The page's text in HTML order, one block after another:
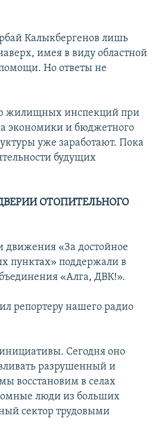
Калыкбергенов лишь
имея в виду областной
Но ответы не
жилищных инспекций при
экономики и бюджетного
уже заработают. Пока
будущих
ОТОПИТЕЛЬНОГО
движения «За достойное
пунктах» поддержали в
«Алга, ДВК!».
репортеру нашего радио
Сегодня оно
разрушенный и
восстановим в селах
люди из больших
сектор трудовыми